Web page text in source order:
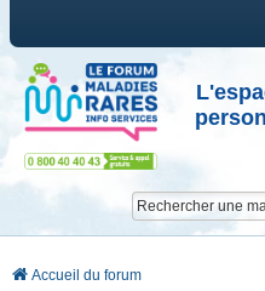
Accueil du forum